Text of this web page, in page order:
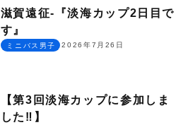
滋賀遠征-『淡海カップ2日目で
す』
2026年7月26日
ミニバス男子
【第3回淡海カップに参加しま
した‼︎】